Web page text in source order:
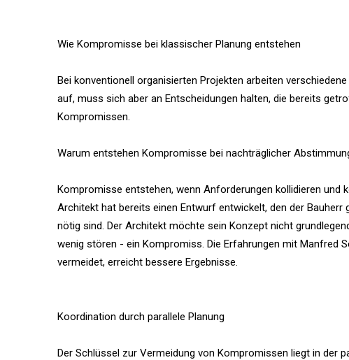
Wie Kompromisse bei klassischer Planung entstehen
Bei konventionell organisierten Projekten arbeiten
auf, muss sich aber an Entscheidungen halten, die bereits
Kompromissen.
Warum entstehen Kompromisse bei nachträglicher
Kompromisse entstehen, wenn Anforderungen kollidieren und
Architekt hat bereits einen Entwurf entwickelt, den der
nötig sind. Der Architekt möchte sein Konzept nicht
wenig stören - ein Kompromiss. Die Erfahrungen mit Manfred
vermeidet, erreicht bessere Ergebnisse.
Koordination durch parallele Planung
Der Schlüssel zur Vermeidung von Kompromissen liegt in der